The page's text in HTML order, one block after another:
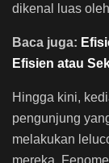
dikenal luas
Baca juga:
Efisien atau
Hingga kini,
pengunjung
melakukan
mereka.